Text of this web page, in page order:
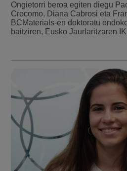
Ongietorri beroa egiten diegu
Crocomo, Diana Cabrosi eta
BCMaterials-en doktoratu
baitziren, Eusko Jaurlaritzaren